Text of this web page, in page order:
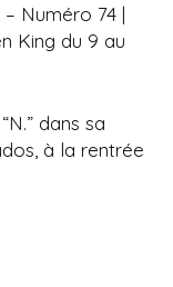
Numéro 74 |
King du 9 au
dans sa
à la rentrée